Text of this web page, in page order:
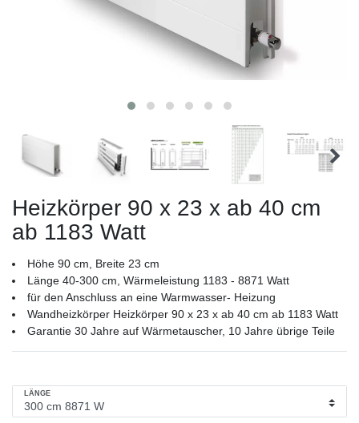
Heizkörper 90 x 23 x ab 40 cm
ab 1183 Watt
Höhe 90 cm, Breite 23 cm
Länge 40-300 cm, Wärmeleistung 1183 - 8871 Watt
für den Anschluss an eine Warmwasser- Heizung
Wandheizkörper Heizkörper 90 x 23 x ab 40 cm ab 1183 Watt
Garantie 30 Jahre auf Wärmetauscher, 10 Jahre übrige Teile
LÄNGE